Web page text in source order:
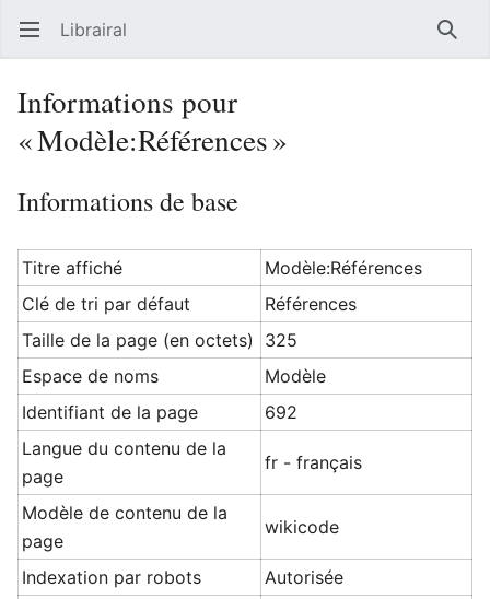
Ouvrir le menu principal Librairal
Informations pour
« Modèle:Références »
Informations de base
Titre affiché
Modèle:Références
Clé de tri par défaut
Références
Taille de la page (en octets)
325
Espace de noms
Modèle
Identifiant de la page
692
Langue du contenu de la
page
fr - français
Modèle de contenu de la
page
wikicode
Indexation par robots
Autorisée